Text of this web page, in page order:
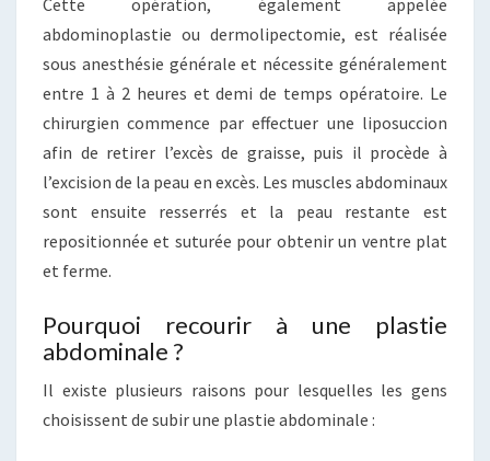
Cette opération, également appelée
abdominoplastie ou dermolipectomie, est réalisée
sous anesthésie générale et nécessite généralement
entre 1 à 2 heures et demi de temps opératoire. Le
chirurgien commence par effectuer une liposuccion
afin de retirer l’excès de graisse, puis il procède à
l’excision de la peau en excès. Les muscles abdominaux
sont ensuite resserrés et la peau restante est
repositionnée et suturée pour obtenir un ventre plat
et ferme.
Pourquoi recourir à une plastie
abdominale ?
Il existe plusieurs raisons pour lesquelles les gens
choisissent de subir une plastie abdominale :